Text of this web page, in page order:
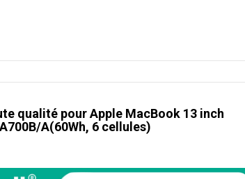
qualité pour Apple MacBook 13 inch
A(60Wh, 6 cellules)